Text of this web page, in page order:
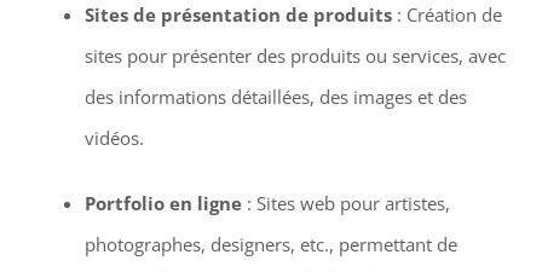
Sites de présentation de produits: Création de
sites pour présenter des produits ou services, avec
des informations détaillées, des images et des
vidéos.
Portfolio en ligne: Sites web pour artistes,
photographes, designers, etc., permettant de